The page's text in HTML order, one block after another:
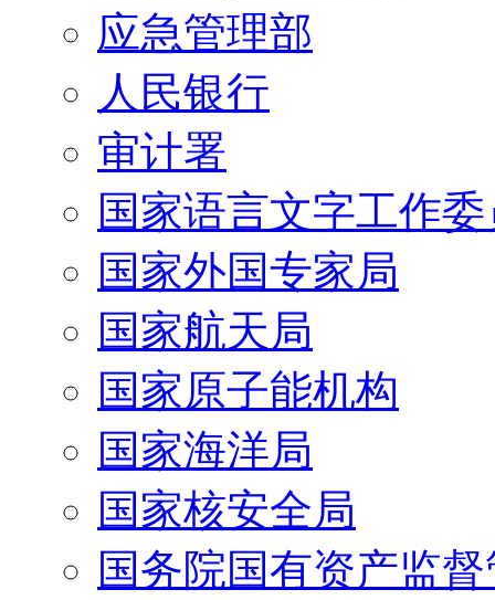
应急管理部
人民银行
审计署
国家语言文字工作
国家外国专家局
国家航天局
国家原子能机构
国家海洋局
国家核安全局
国务院国有资产监